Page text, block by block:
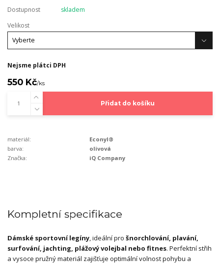
Dostupnost
skladem
Velikost
Nejsme plátci DPH
550 Kč/ks
Přidat do košíku
materiál:
Econyl®
barva:
olivová
Značka:
iQ Company
Kompletní specifikace
Dámské sportovní legíny, ideální pro šnorchlování, plavání,
surfování, jachting, plážový volejbal nebo fitnes. Perfektní střih
a vysoce pružný materiál zajišťuje optimální volnost pohybu a